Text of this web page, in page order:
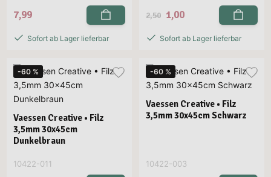
7,99
Sofort ab Lager lieferbar
2,50 1,00
Sofort ab Lager lieferbar
-60 %
Vaessen Creative • Filz
3,5mm 30x45cm
Dunkelbraun
10422-011
-60 %
Vaessen Creative • Filz
3,5mm 30x45cm Schwarz
10422-003